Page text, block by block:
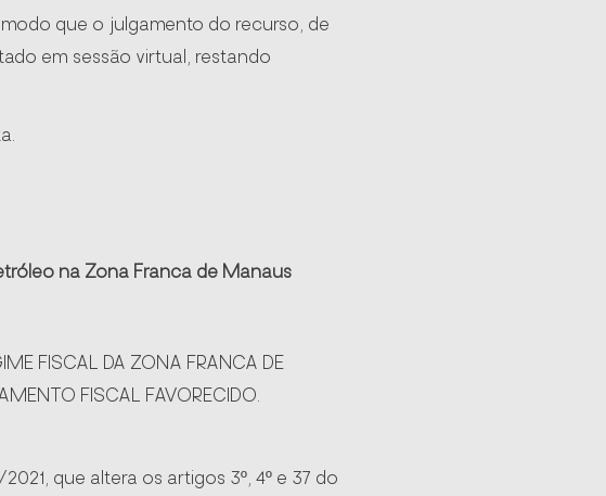
que o julgamento do recurso, de
em sessão virtual, restando
na Zona Franca de Manaus
FISCAL DA ZONA FRANCA DE
FISCAL FAVORECIDO.
que altera os artigos 3º, 4º e 37 do